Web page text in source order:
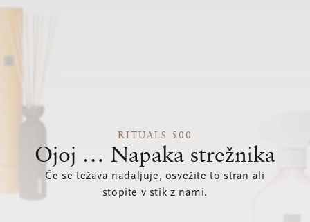
RITUALS 500
Ojoj … Napaka strežnika
Če se težava nadaljuje, osvežite to stran ali
stopite v stik z nami.